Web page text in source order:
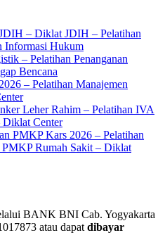
– Diklat JDIH – Pelatihan
Informasi Hukum
– Pelatihan Penanganan
Bencana
– Pelatihan Manajemen
Leher Rahim – Pelatihan IVA
Diklat Center
PMKP Kars 2026 – Pelatihan
Rumah Sakit – Diklat
BANK BNI Cab. Yogyakarta
atau dapatdibayar